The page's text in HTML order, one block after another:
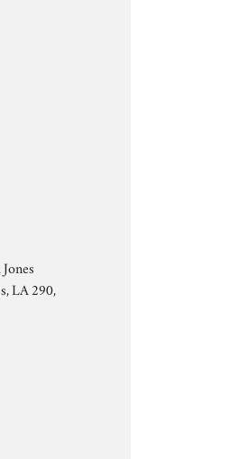
LA 290,